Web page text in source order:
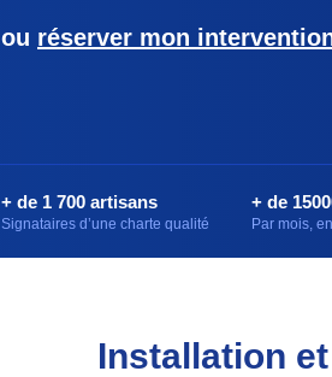
ou réserver mon
+ de 1 700 artisans
Signataires d’une charte qualité
+ de
Par mois,
Installation